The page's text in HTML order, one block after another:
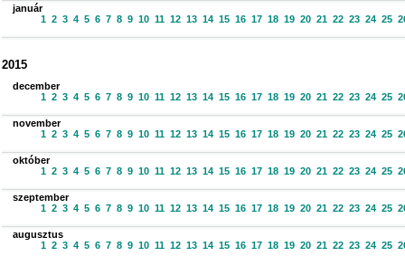
január
1 2 3 4 5 6 7 8 9 10 11 12 13 14 15 16 17 18 19 20 21 22 23 24 25
2015
december
1 2 3 4 5 6 7 8 9 10 11 12 13 14 15 16 17 18 19 20 21 22 23 24 25
november
1 2 3 4 5 6 7 8 9 10 11 12 13 14 15 16 17 18 19 20 21 22 23 24 25
október
1 2 3 4 5 6 7 8 9 10 11 12 13 14 15 16 17 18 19 20 21 22 23 24 25
szeptember
1 2 3 4 5 6 7 8 9 10 11 12 13 14 15 16 17 18 19 20 21 22 23 24 25
augusztus
1 2 3 4 5 6 7 8 9 10 11 12 13 14 15 16 17 18 19 20 21 22 23 24 25